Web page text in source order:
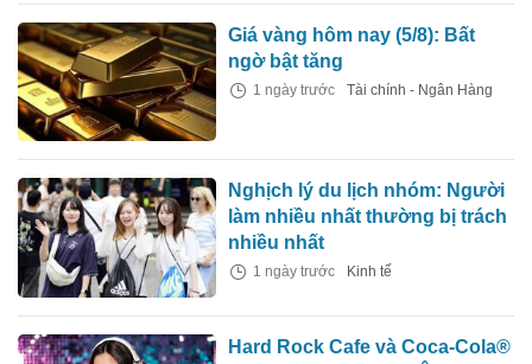
Giá vàng hôm nay (5/8): Bất
ngờ bật tăng
1 ngày trước Tài chính - Ngân Hàng
Nghịch lý du lịch nhóm: Người
làm nhiều nhất thường bị trách
nhiều nhất
1 ngày trước Kinh tế
Hard Rock Cafe và Coca-Cola®